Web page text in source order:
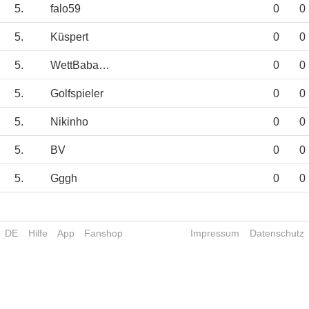
5. falo59 0 0
5. Küspert 0 0
5. WettBaba1892 0 0
5. Golfspieler 0 0
5. Nikinho 0 0
5. BV 0 0
5. Gggh 0 0
DE Hilfe App Fanshop Impressum Datenschutz